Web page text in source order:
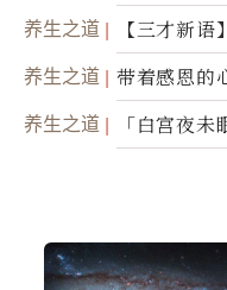
光，带你滑
养生之道 【三才新
养生之道 带着感恩的
养生之道 「白宫夜